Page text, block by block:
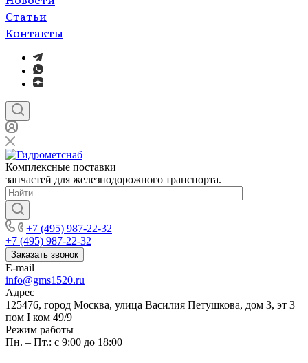
Статьи
Контакты
Комплексные поставки
запчастей для железнодорожного транспорта.
+7 (495) 987-22-32
+7 (495) 987-22-32
Заказать звонок
E-mail
info@gms1520.ru
Адрес
125476, город Москва, улица Василия Петушкова, дом 3, эт 3
пом I ком 49/9
Режим работы
Пн. – Пт.: с 9:00 до 18:00